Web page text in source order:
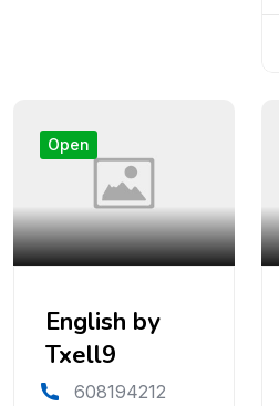
Open
English by
Txell9
608194212